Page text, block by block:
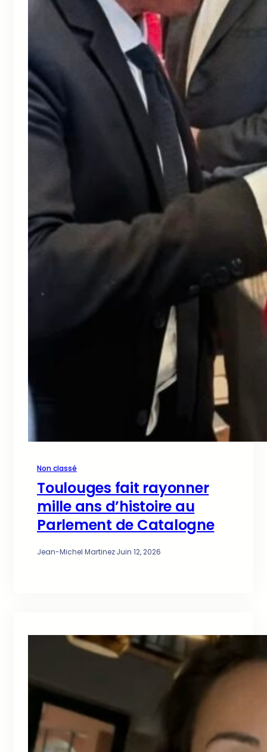
Non classé
Toulouges fait rayonner
mille ans d’histoire au
Parlement de Catalogne
Jean-Michel Martinez·Juin 12, 2026